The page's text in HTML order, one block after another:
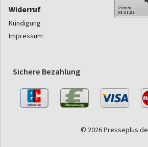
Widerruf
Kündigung
Impressum
Sichere Bezahlung
© 2026 Presseplus.de